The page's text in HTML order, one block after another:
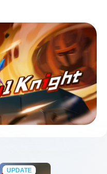
UPDATE
NEW